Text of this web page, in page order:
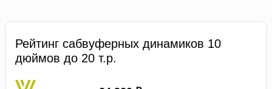
Рейтинг сабвуферных динамиков 10
дюймов до 20 т.р.